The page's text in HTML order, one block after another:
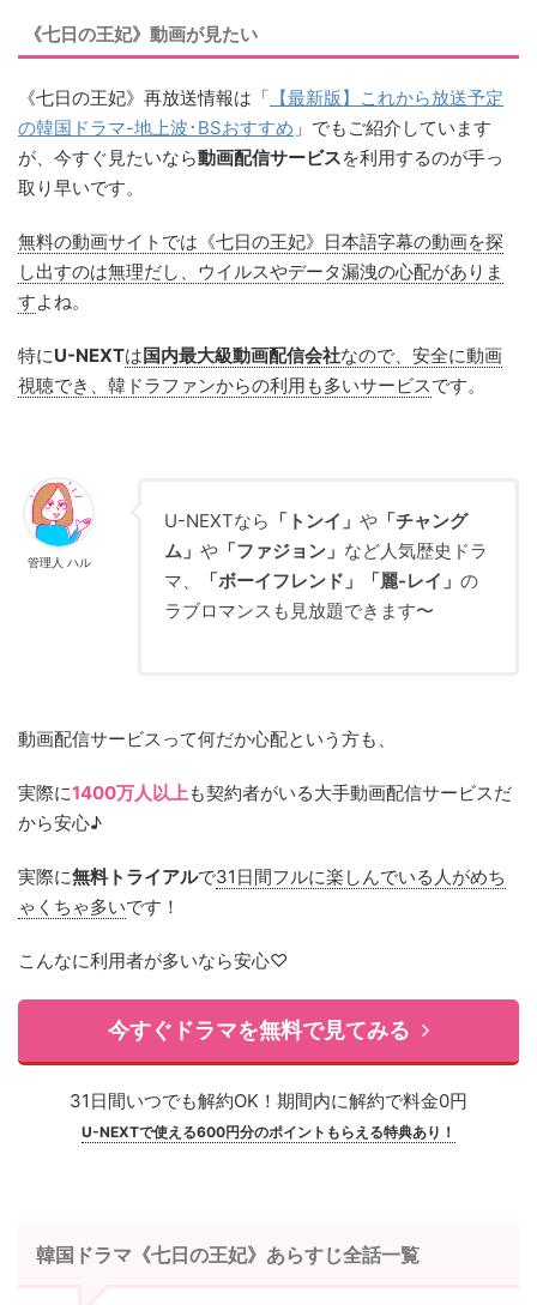
《七日の王妃》動画が見たい
《七日の王妃》再放送情報は「 【最新版】これから放送予定
の韓国ドラマ-地上波･BSおすすめ 」でもご紹介しています
が、今すぐ見たいなら動画配信サービスを利用するのが手っ
取り早いです。
無料の動画サイトでは《七日の王妃》日本語字幕の動画を探
し出すのは無理だし、ウイルスやデータ漏洩の心配がありま
すよね。
特にU-NEXTは国内最大級動画配信会社なので、安全に動画
視聴でき、韓ドラファンからの利用も多いサービスです。
管理人 ハル
U-NEXTなら 「トンイ」や 「チャング
ム」や 「ファジョン」 など人気歴史ドラ
マ、
「ボーイフレンド」「麗-レイ」の
ラブロマンスも見放題できます〜
動画配信サービスって何だか心配という方も、
実際に1400万人以上も契約者がいる大手動画配信サービスだ
から安心♪
実際に無料トライアルで31日間フルに楽しんでいる人がめち
ゃくちゃ多いです！
こんなに利用者が多いなら安心♡
今すぐドラマを無料で見てみる
31日間いつでも解約OK！期間内に解約で料金0円
U-NEXTで使える600円分のポイントもらえる特典あり！
韓国ドラマ《七日の王妃》あらすじ全話一覧